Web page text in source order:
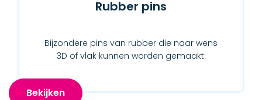
Rubber pins
Bijzondere pins van rubber die naar wens
3D of vlak kunnen worden gemaakt.
Bekijken